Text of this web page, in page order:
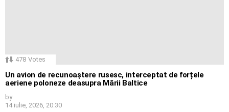
478 Votes
Un avion de recunoaștere rusesc, interceptat de forțele
aeriene poloneze deasupra Mării Baltice
by
14 iulie, 2026, 20:30